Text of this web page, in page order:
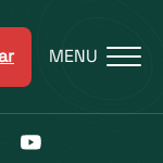
MENU